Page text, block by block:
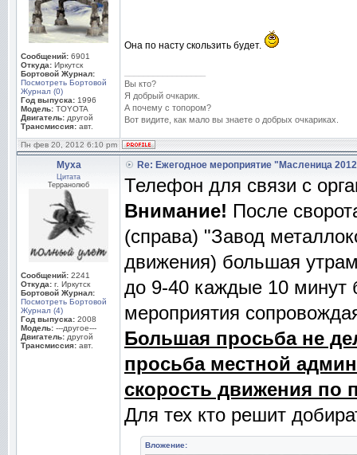
Сообщений: 6901
Откуда: Иркутск
Бортовой Журнал:
Посмотреть Бортовой
Журнал (0)
Год выпуска: 1996
Модель: TOYOTA
Двигатель: другой
Трансмиссия: авт.
Она по насту скользить будет.
Вы кто?
Я добрый очкарик.
А почему с топором?
Вот видите, как мало вы знаете о добрых очкариках.
Пн фев 20, 2012 6:10 pm
Муха
Цитата
Терранолюб
Сообщений: 2241
Откуда: г. Иркутск
Бортовой Журнал:
Посмотреть Бортовой
Журнал (4)
Год выпуска: 2008
Модель: ---другое---
Двигатель: другой
Трансмиссия: авт.
Re: Ежегодное мероприятие "Масленица
Телефон для связи с
Внимание! После
(справа) "Завод
движения) большая
до 9-40 каждые 10 минут
мероприятия
Большая просьба не
просьба местной
скорость движения по
Для тех кто решит
Вложение: